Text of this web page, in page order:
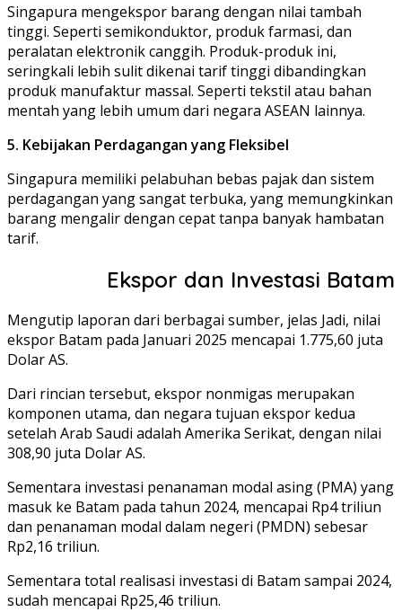
Singapura mengekspor barang dengan nilai tambah
tinggi. Seperti semikonduktor, produk farmasi, dan
peralatan elektronik canggih. Produk-produk ini,
seringkali lebih sulit dikenai tarif tinggi dibandingkan
produk manufaktur massal. Seperti tekstil atau bahan
mentah yang lebih umum dari negara ASEAN lainnya.
5. Kebijakan Perdagangan yang Fleksibel
Singapura memiliki pelabuhan bebas pajak dan sistem
perdagangan yang sangat terbuka, yang memungkinkan
barang mengalir dengan cepat tanpa banyak hambatan
tarif.
Ekspor dan Investasi Batam
Mengutip laporan dari berbagai sumber, jelas Jadi, nilai
ekspor Batam pada Januari 2025 mencapai 1.775,60 juta
Dolar AS.
Dari rincian tersebut, ekspor nonmigas merupakan
komponen utama, dan negara tujuan ekspor kedua
setelah Arab Saudi adalah Amerika Serikat, dengan nilai
308,90 juta Dolar AS.
Sementara investasi penanaman modal asing (PMA) yang
masuk ke Batam pada tahun 2024, mencapai Rp4 triliun
dan penanaman modal dalam negeri (PMDN) sebesar
Rp2,16 triliun.
Sementara total realisasi investasi di Batam sampai 2024,
sudah mencapai Rp25,46 triliun.